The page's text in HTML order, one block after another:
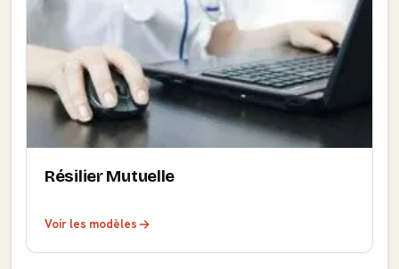
Résilier Mutuelle
Voir les modèles